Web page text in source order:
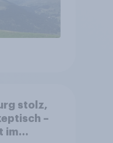
stolz,
–
im